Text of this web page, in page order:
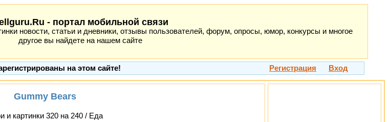
- портал мобильной связи
новости, статьи и дневники, отзывы пользователей, форум, опросы, юмор, конкурсы и многое
другое вы найдете на нашем сайте
на этом сайте! Регистрация Вход
Gummy Bears
и картинки 320 на 240 / Еда